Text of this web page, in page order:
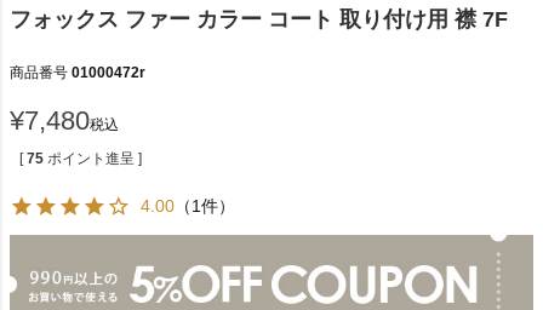
フォックス ファー カラー コート 取り付け用 襟 7F
商品番号 01000472r
¥7,480税込
[ 75 ポイント進呈 ]
4.00 （1件）